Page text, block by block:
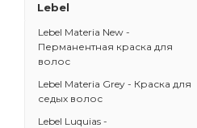
Lebel
Lebel Materia New -
Перманентная краска для
волос
Lebel Materia Grey - Краска для
седых волос
Lebel Luquias -